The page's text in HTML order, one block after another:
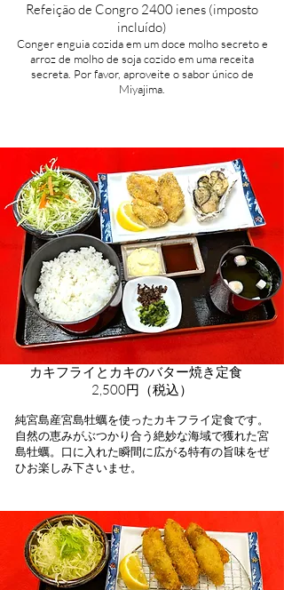
Refeição de Congro 2400 ienes (imposto
incluído)
​Conger enguia cozida em um doce molho secreto e
arroz de molho de soja cozido em uma receita
secreta. Por favor, aproveite o sabor único de
Miyajima.
カキフライとカキのバター焼き定食
2,500円（税込）​
純宮島産宮島牡蠣を使ったカキフライ定食です。
自然の恵みがぶつかり合う絶妙な海域で獲れた宮
島牡蠣。 口に入れた瞬間に広がる特有の旨味をぜ
ひお楽しみ下さいませ。